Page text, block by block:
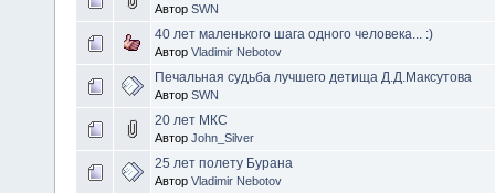
Автор SWN
40 лет маленького шага одного человека... :)
Автор Vladimir Nebotov
Печальная судьба лучшего детища Д.Д.Максутова
Автор SWN
20 лет МКС
Автор John_Silver
25 лет полету Бурана
Автор Vladimir Nebotov